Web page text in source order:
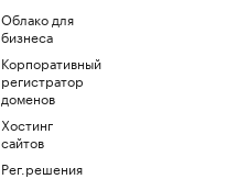
Облако для
бизнеса
Корпоративный
регистратор
доменов
Хостинг
сайтов
Рег.решения